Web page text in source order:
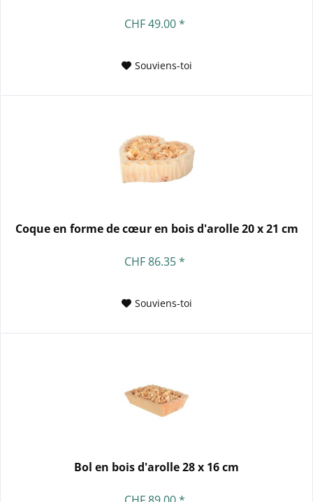
CHF 49.00 *
Souviens-toi
Coque en forme de cœur en bois d'arolle 20 x 21 cm
CHF 86.35 *
Souviens-toi
Bol en bois d'arolle 28 x 16 cm